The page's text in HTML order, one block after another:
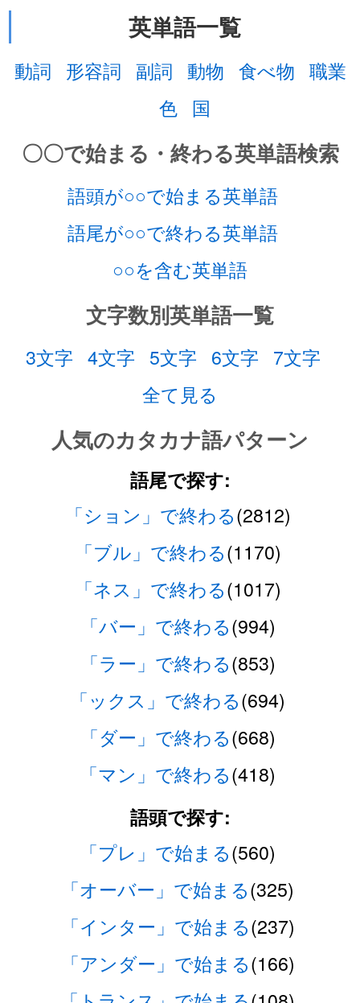
英単語一覧
動詞 形容詞 副詞 動物 食べ物 職業
色 国
〇〇で始まる・終わる英単語検索
語頭が○○で始まる英単語
語尾が○○で終わる英単語
○○を含む英単語
文字数別英単語一覧
3文字 4文字 5文字 6文字 7文字
全て見る
人気のカタカナ語パターン
語尾で探す:
「ション」で終わる(2812)
「ブル」で終わる(1170)
「ネス」で終わる(1017)
「バー」で終わる(994)
「ラー」で終わる(853)
「ックス」で終わる(694)
「ダー」で終わる(668)
「マン」で終わる(418)
語頭で探す:
「プレ」で始まる(560)
「オーバー」で始まる(325)
「インター」で始まる(237)
「アンダー」で始まる(166)